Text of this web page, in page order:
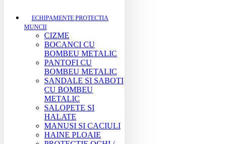
ECHIPAMENTE PROTECTIA
MUNCII
CIZME
BOCANCI CU
BOMBEU METALIC
PANTOFI CU
BOMBEU METALIC
SANDALE SI SABOTI
CU BOMBEU
METALIC
SALOPETE SI
HALATE
MANUSI SI CACIULI
HAINE PLOAIE